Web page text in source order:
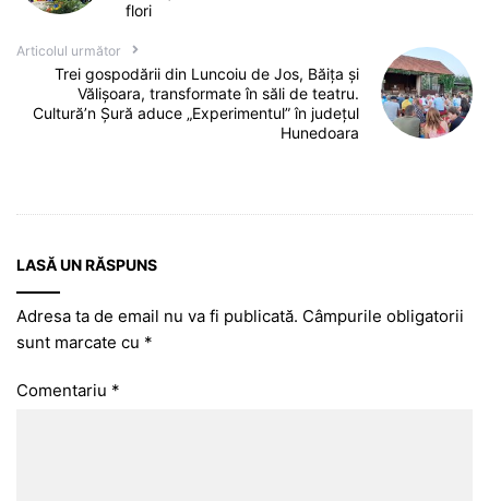
flori
Articolul următor
Trei gospodării din Luncoiu de Jos, Băița și
Vălișoara, transformate în săli de teatru.
Cultură’n Șură aduce „Experimentul” în județul
Hunedoara
LASĂ UN RĂSPUNS
Adresa ta de email nu va fi publicată. Câmpurile obligatorii
sunt marcate cu *
Comentariu *